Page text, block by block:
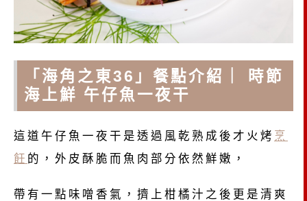
「海角之東36」餐點介紹｜ 時節
海上鮮 午仔魚一夜干
這道午仔魚一夜干是透過風乾熟成後才火烤 烹
飪 的，外皮酥脆而魚肉部分依然鮮嫩，
帶有一點味噌香氣，擠上柑橘汁之後更是清爽